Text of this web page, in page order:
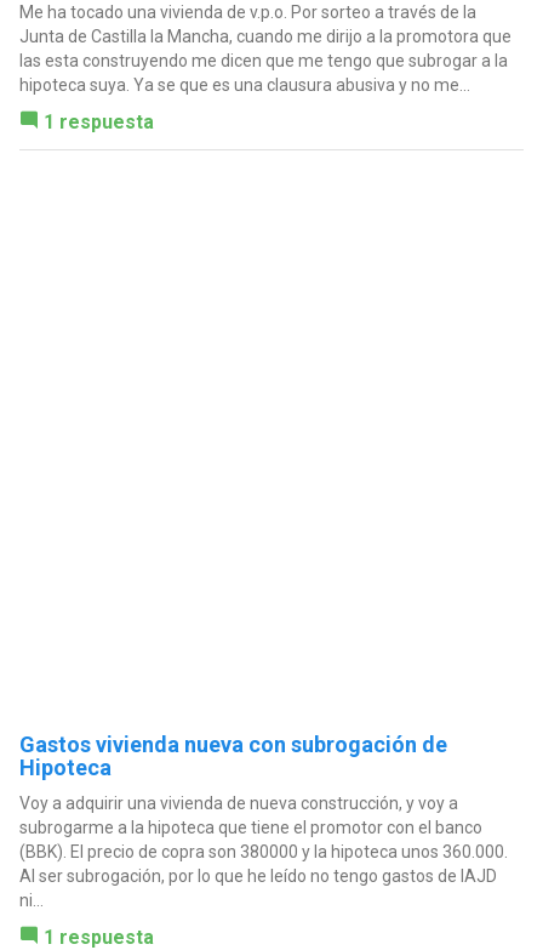
Me ha tocado una vivienda de v.p.o. Por sorteo a través de la
Junta de Castilla la Mancha, cuando me dirijo a la promotora que
las esta construyendo me dicen que me tengo que subrogar a la
hipoteca suya. Ya se que es una clausura abusiva y no me...
1 respuesta
Gastos vivienda nueva con subrogación de
Hipoteca
Voy a adquirir una vivienda de nueva construcción, y voy a
subrogarme a la hipoteca que tiene el promotor con el banco
(BBK). El precio de copra son 380000 y la hipoteca unos 360.000.
Al ser subrogación, por lo que he leído no tengo gastos de IAJD
ni...
1 respuesta